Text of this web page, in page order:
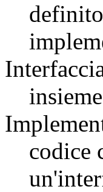
codice